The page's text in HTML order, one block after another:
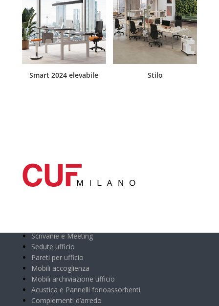
Smart 2024 elevabile Stilo
Scrivanie e Meeting
Sedute ufficio
Pareti per ufficio
Mobili accoglienza
Mobili archiviazione ufficio
Acustica e Pannelli fonoassorbenti
Complementi d’arredo